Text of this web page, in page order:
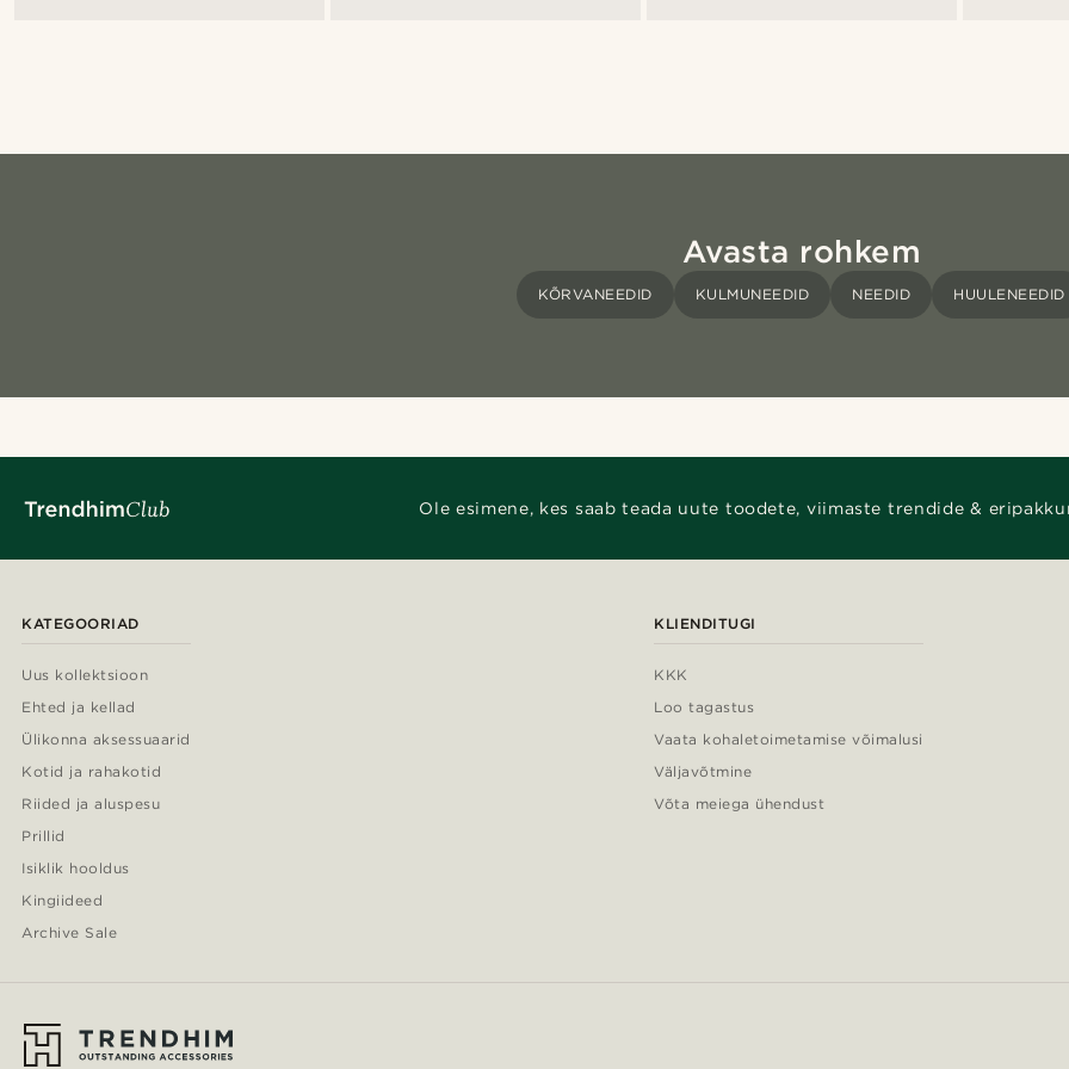
Avasta rohkem
KÕRVANEEDID KULMUNEEDID NEEDID HUULENEEDID
Ole esimene, kes saab teada uute toodete, viimaste trendide &
KATEGOORIAD
Uus kollektsioon
Ehted ja kellad
Ülikonna aksessuaarid
Kotid ja rahakotid
Riided ja aluspesu
Prillid
Isiklik hooldus
Kingiideed
Archive Sale
KLIENDITUGI
KKK
Loo tagastus
Vaata kohaletoimetamise võimalusi
Väljavõtmine
Võta meiega ühendust